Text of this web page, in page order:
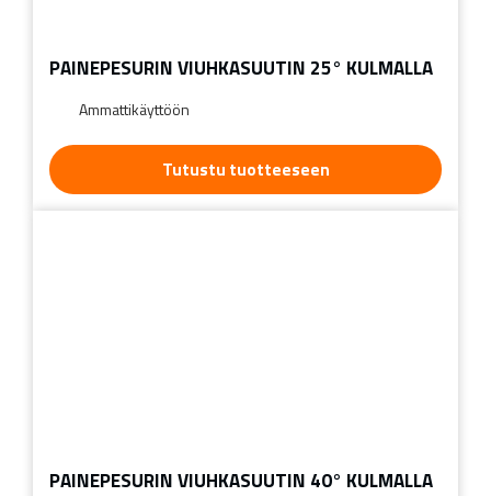
PAINEPESURIN VIUHKASUUTIN 25° KULMALLA
Ammattikäyttöön
Tutustu tuotteeseen
PAINEPESURIN VIUHKASUUTIN 40° KULMALLA